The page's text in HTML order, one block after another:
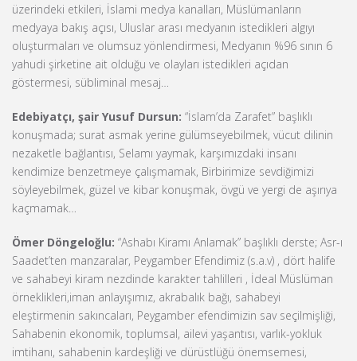
üzerindeki etkileri, İslami medya kanalları, Müslümanların
medyaya bakış açısı, Uluslar arası medyanın istedikleri algıyı
oluşturmaları ve olumsuz yönlendirmesi, Medyanın %96 sının 6
yahudi şirketine ait olduğu ve olayları istedikleri açıdan
göstermesi, sübliminal mesaj…
Edebiyatçı, şair Yusuf Dursun: “İslam’da Zarafet” başlıklı
konuşmada; surat asmak yerine gülümseyebilmek, vücut dilinin
nezaketle bağlantısı, Selamı yaymak, karşımızdaki insanı
kendimize benzetmeye çalışmamak, Birbirimize sevdiğimizi
söyleyebilmek, güzel ve kibar konuşmak, övgü ve yergi de aşırıya
kaçmamak…
Ömer Döngeloğlu: “Ashabı Kiramı Anlamak” başlıklı derste; Asr-ı
Saadet’ten manzaralar, Peygamber Efendimiz (s.a.v) , dört halife
ve sahabeyi kiram nezdinde karakter tahlilleri , İdeal Müslüman
örneklikleri,iman anlayışımız, akrabalık bağı, sahabeyi
eleştirmenin sakıncaları, Peygamber efendimizin sav seçilmişliği,
Sahabenin ekonomik, toplumsal, ailevi yaşantısı, varlık-yokluk
imtihanı, sahabenin kardeşliği ve dürüstlüğü önemsemesi,